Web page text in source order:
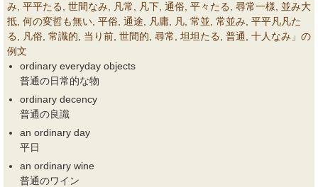
み, 平平たる, 世間なみ, 凡常, 凡下, 通俗, 平々たる, 尋常一様, 並み大
抵, 何の変哲も無い, 平俗, 通途, 凡庸, 凡, 常並, 常並み, 平平凡凡た
る, 凡俗, 常識的, 当り前, 世間的, 尋常, 坦坦たる, 普通, 十人なみ」の
例文
ordinary everyday objects
普通の日常的な物
ordinary decency
普通の良識
an ordinary day
平日
an ordinary wine
普通のワイン